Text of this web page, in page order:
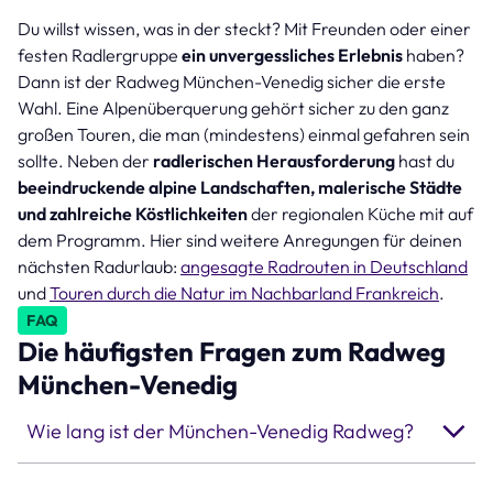
Du willst wissen, was in der steckt? Mit Freunden oder einer
festen Radlergruppe ein unvergessliches Erlebnis haben?
Dann ist der Radweg München-Venedig sicher die erste
Wahl. Eine Alpenüberquerung gehört sicher zu den ganz
großen Touren, die man (mindestens) einmal gefahren sein
sollte. Neben der radlerischen Herausforderung hast du
beeindruckende alpine Landschaften, malerische Städte
und zahlreiche Köstlichkeitender regionalen Küche mit auf
dem Programm. Hier sind weitere Anregungen für deinen
nächsten Radurlaub: angesagte Radrouten in Deutschland
undTouren durch die Natur im Nachbarland Frankreich.
FAQ
Die häufigsten Fragen zum Radweg
München-Venedig
Wie lang ist der München-Venedig Radweg?